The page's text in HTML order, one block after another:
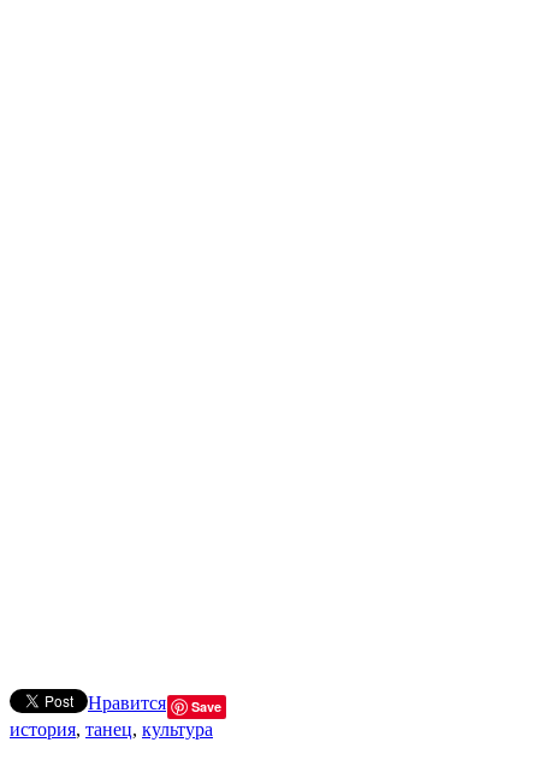
Нравится Save
история, танец, культура